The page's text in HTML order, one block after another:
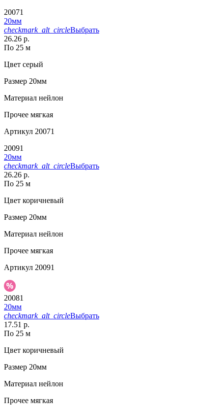
20071
20мм
checkmark_alt_circleВыбрать
26.26 р.
По 25 м
Цвет серый
Размер 20мм
Материал нейлон
Прочее мягкая
Артикул 20071
20091
20мм
checkmark_alt_circleВыбрать
26.26 р.
По 25 м
Цвет коричневый
Размер 20мм
Материал нейлон
Прочее мягкая
Артикул 20091
20081
20мм
checkmark_alt_circleВыбрать
17.51 р.
По 25 м
Цвет коричневый
Размер 20мм
Материал нейлон
Прочее мягкая